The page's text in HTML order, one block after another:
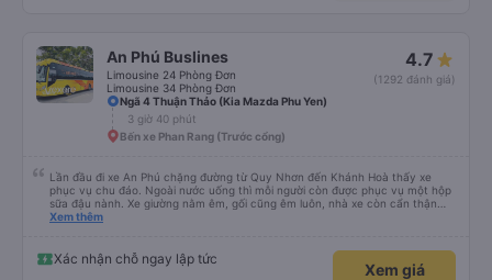
An Phú Buslines
Limousine 24 Phòng Đơn
Limousine 34 Phòng Đơn
4.7
(1292 đánh giá)
Ngã 4 Thuận Thảo (Kia Mazda Phu Yen)
3 giờ 40 phút
Bến xe Phan Rang (Trước cổng)
Lần đầu đi xe An Phú chặng đường từ Quy Nhơn đến Khánh Hoà thấy xe
phục vụ chu đáo. Ngoài nước uống thì mỗi người còn được phục vụ một hộp
sữa đậu nành. Xe giường nằm êm, gối cũng êm luôn, nhà xe còn cẩn thận
treo thêm ở mỗi giường một cái giỏ nhỏ để đựng chai nước uống tránh rớt.
ngoài (với số tiền bỏ ra cho tuyến đường như vậy thì thấy rất tốt)
Xem thêm
Xác nhận chỗ ngay lập tức
Xem giá